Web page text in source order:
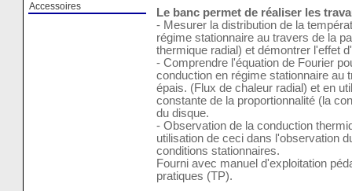
Accessoires
Le banc permet de réaliser les
- Mesurer la distribution de la
régime stationnaire au travers de la
thermique radial) et démontrer l'effet
- Comprendre l'équation de Fourier
conduction en régime stationnaire au
épais. (Flux de chaleur radial) et en
constante de la proportionnalité (la
du disque.
- Observation de la conduction
utilisation de ceci dans l'observation
conditions stationnaires.
Fourni avec manuel d'exploitation
pratiques (TP).